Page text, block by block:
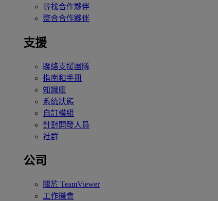
尋找合作夥伴
整合合作夥伴
支援
聯絡支援團隊
指南和手冊
知識庫
系統狀態
自訂模組
針對開發人員
社群
公司
關於 TeamViewer
工作機會